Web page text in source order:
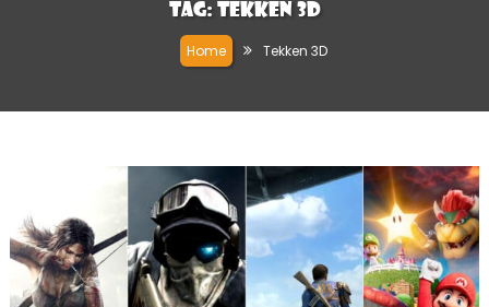
Tag: Tekken 3D
Home Tekken 3D